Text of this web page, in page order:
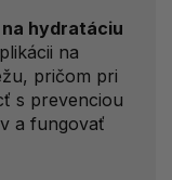
hydratáciu
na
pričom pri
s prevenciou
a fungovať